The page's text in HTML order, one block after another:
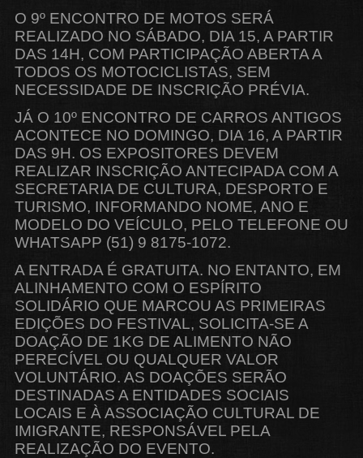
O 9º ENCONTRO DE MOTOS SERÁ
REALIZADO NO SÁBADO, DIA 15, A PARTIR
DAS 14H, COM PARTICIPAÇÃO ABERTA A
TODOS OS MOTOCICLISTAS, SEM
NECESSIDADE DE INSCRIÇÃO PRÉVIA.
JÁ O 10º ENCONTRO DE CARROS ANTIGOS
ACONTECE NO DOMINGO, DIA 16, A PARTIR
DAS 9H. OS EXPOSITORES DEVEM
REALIZAR INSCRIÇÃO ANTECIPADA COM A
SECRETARIA DE CULTURA, DESPORTO E
TURISMO, INFORMANDO NOME, ANO E
MODELO DO VEÍCULO, PELO TELEFONE OU
WHATSAPP (51) 9 8175-1072.
A ENTRADA É GRATUITA. NO ENTANTO, EM
ALINHAMENTO COM O ESPÍRITO
SOLIDÁRIO QUE MARCOU AS PRIMEIRAS
EDIÇÕES DO FESTIVAL, SOLICITA-SE A
DOAÇÃO DE 1KG DE ALIMENTO NÃO
PERECÍVEL OU QUALQUER VALOR
VOLUNTÁRIO. AS DOAÇÕES SERÃO
DESTINADAS A ENTIDADES SOCIAIS
LOCAIS E À ASSOCIAÇÃO CULTURAL DE
IMIGRANTE, RESPONSÁVEL PELA
REALIZAÇÃO DO EVENTO.